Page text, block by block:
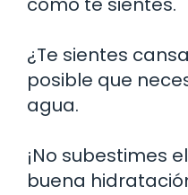
¿Te sientes
posible que
agua.
¡No subestimes
buena